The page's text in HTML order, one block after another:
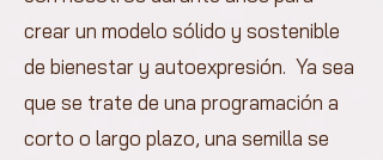
crear un modelo sólido y sostenible
de bienestar y autoexpresión. Ya sea
que se trate de una programación a
corto o largo plazo, una semilla se